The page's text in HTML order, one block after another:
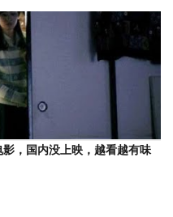
影，国内没上映，越看越有味